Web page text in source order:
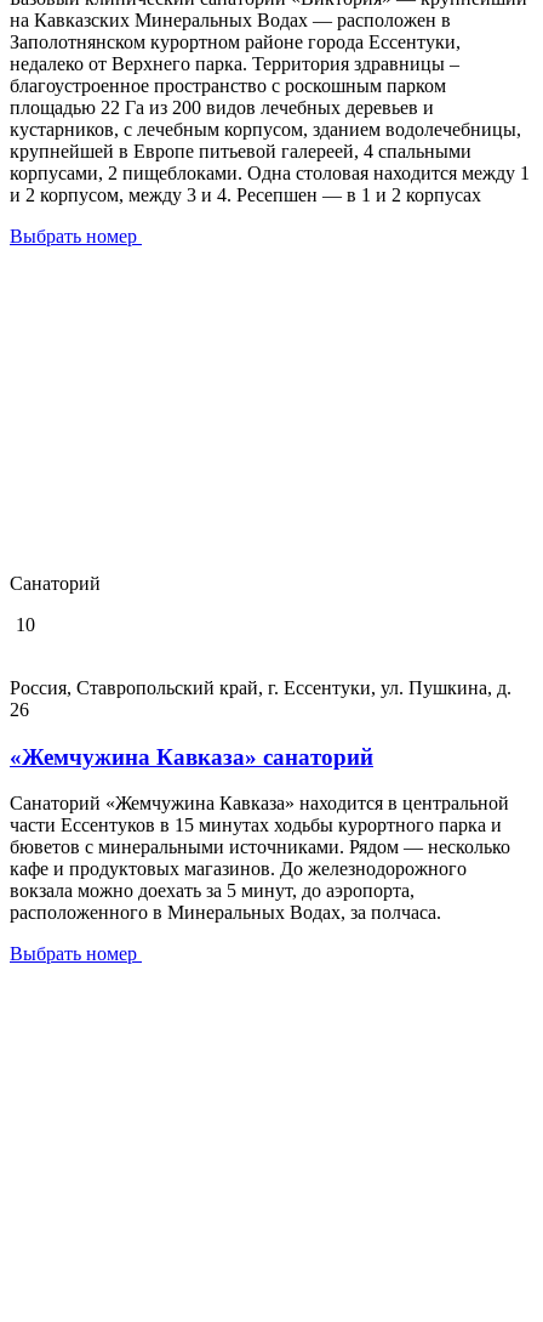
на Кавказских Минеральных Водах — расположен в
Заполотнянском курортном районе города Ессентуки,
недалеко от Верхнего парка. Территория здравницы –
благоустроенное пространство с роскошным парком
площадью 22 Га из 200 видов лечебных деревьев и
кустарников, с лечебным корпусом, зданием водолечебницы,
крупнейшей в Европе питьевой галереей, 4 спальными
корпусами, 2 пищеблоками. Одна столовая находится между 1
и 2 корпусом, между 3 и 4. Ресепшен — в 1 и 2 корпусах
Выбрать номер
Санаторий
10
Россия, Ставропольский край, г. Ессентуки, ул. Пушкина, д.
26
«Жемчужина Кавказа» санаторий
Санаторий «Жемчужина Кавказа» находится в центральной
части Ессентуков в 15 минутах ходьбы курортного парка и
бюветов с минеральными источниками. Рядом — несколько
кафе и продуктовых магазинов. До железнодорожного
вокзала можно доехать за 5 минут, до аэропорта,
расположенного в Минеральных Водах, за полчаса.
Выбрать номер